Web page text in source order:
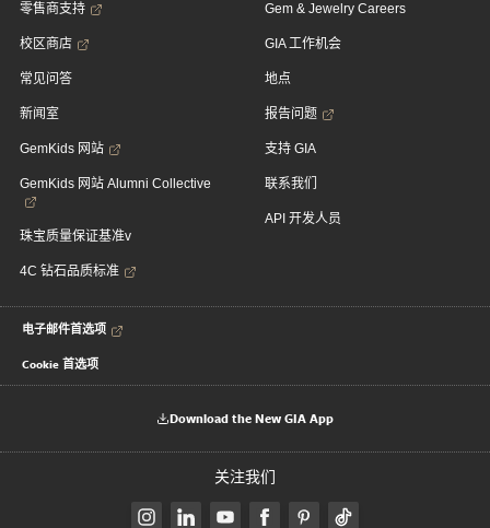
零售商支持
校区商店
常见问答
新闻室
GemKids 网站
GemKids 网站 Alumni Collective
珠宝质量保证基准v
4C 钻石品质标准
Gem & Jewelry Careers
GIA 工作机会
地点
报告问题
支持 GIA
联系我们
API 开发人员
电子邮件首选项
Cookie 首选项
Download the New GIA App
关注我们